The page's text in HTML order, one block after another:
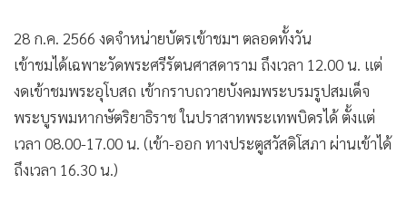
28 ก.ค. 2566 งดจำหน่ายบัตรเข้าชมฯ ตลอดทั้งวัน
เข้าชมได้เฉพาะวัดพระศรีรัตนศาสดาราม ถึงเวลา 12.00 น. แต่
งดเข้าชมพระอุโบสถ เข้ากราบถวายบังคมพระบรมรูปสมเด็จ
พระบูรพมหากษัตริยาธิราช ในปราสาทพระเทพบิดรได้ ตั้งแต่
เวลา 08.00-17.00 น. (เข้า-ออก ทางประตูสวัสดิโสภา ผ่านเข้าได้
ถึงเวลา 16.30 น.)